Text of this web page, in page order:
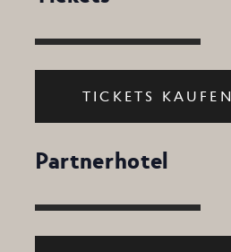
TICKETS KAUFEN
Partnerhotel